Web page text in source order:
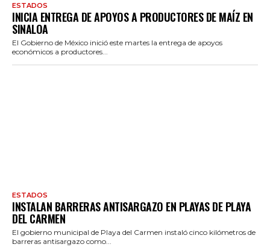
ESTADOS
INICIA ENTREGA DE APOYOS A PRODUCTORES DE MAÍZ EN
SINALOA
El Gobierno de México inició este martes la entrega de apoyos
económicos a productores...
ESTADOS
INSTALAN BARRERAS ANTISARGAZO EN PLAYAS DE PLAYA
DEL CARMEN
El gobierno municipal de Playa del Carmen instaló cinco kilómetros de
barreras antisargazo como...